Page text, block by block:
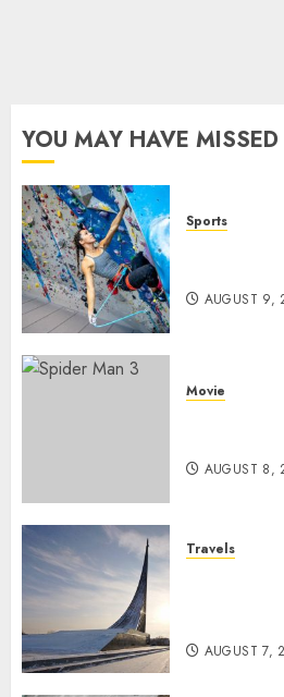
YOU MAY HAVE MISSED
Sports
AUGUST 9,
Movie
AUGUST 8,
Travels
AUGUST 7,